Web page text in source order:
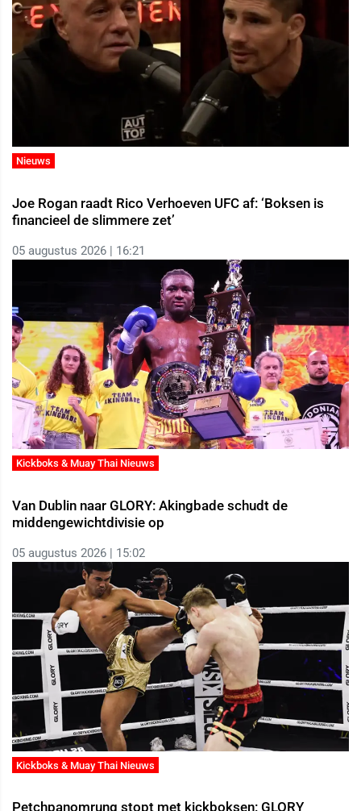
Nieuws
Joe Rogan raadt Rico Verhoeven UFC af: ‘Boksen is
financieel de slimmere zet’
05 augustus 2026 | 16:21
Kickboks & Muay Thai Nieuws
Van Dublin naar GLORY: Akingbade schudt de
middengewichtdivisie op
05 augustus 2026 | 15:02
Kickboks & Muay Thai Nieuws
Petchpanomrung stopt met kickboksen: GLORY